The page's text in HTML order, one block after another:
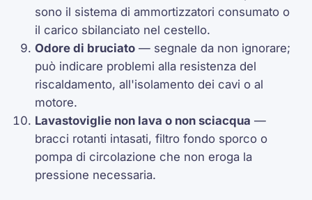
sono il sistema di ammortizzatori consumato o
il carico sbilanciato nel cestello.
Odore di bruciato — segnale da non ignorare;
può indicare problemi alla resistenza del
riscaldamento, all'isolamento dei cavi o al
motore.
Lavastoviglie non lava o non sciacqua —
bracci rotanti intasati, filtro fondo sporco o
pompa di circolazione che non eroga la
pressione necessaria.